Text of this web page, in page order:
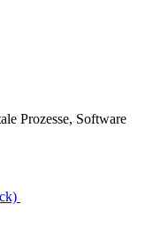
Prozesse, Software